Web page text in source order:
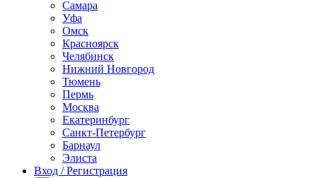
Самара
Уфа
Омск
Красноярск
Челябинск
Нижний Новгород
Тюмень
Пермь
Москва
Екатеринбург
Санкт-Петербург
Барнаул
Элиста
Вход / Регистрация